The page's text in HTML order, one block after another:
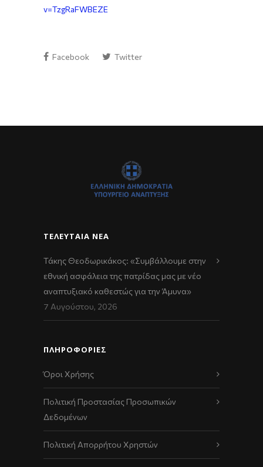
v=TzgRaFWBEZE
Facebook Twitter
ΤΕΛΕΥΤΑΊΑ ΝΈΑ
Τάκης Θεοδωρικάκος: «Συμβάλλουμε στην
εθνική ασφάλεια της πατρίδας μας με νέο
αναπτυξιακό καθεστώς για την Άμυνα»
7 Αυγούστου, 2026
ΠΛΗΡΟΦΟΡΙΕΣ
Όροι Χρήσης
Πολιτική Προστασίας Προσωπικών
Δεδομένων
Πολιτική Απορρήτου Χρηστών